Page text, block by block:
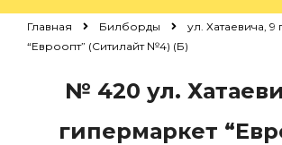
Главная Билборды
ул. Хатаевича,
“Евроопт” (Ситилайт №4) (Б)
№ 420 ул.
гипермаркет